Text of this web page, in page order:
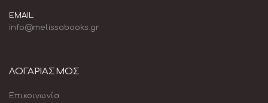
EMAIL:
info@melissabooks.gr
ΛΟΓΑΡΙΑΣΜΟΣ
Επικοινωνία